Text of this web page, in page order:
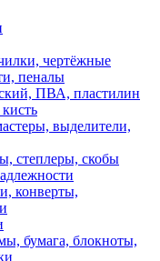
чертёжные
пеналы
ПВА, пластилин
выделители,
степлеры, скобы
конверты,
бумага, блокноты,